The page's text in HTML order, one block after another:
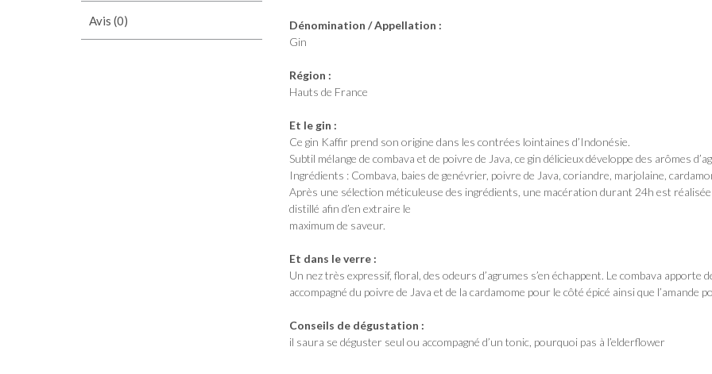
Avis (0)
Dénomination / Appellation :
Gin
Région :
Hauts de France
Et le gin :
Ce gin Kaffir prend son origine dans les contrées lointaines d’Indonésie.
Subtil mélange de combava et de poivre de Java, ce gin délicieux développe des arômes
Ingrédients : Combava, baies de genévrier, poivre de Java, coriandre, marjolaine,
Après une sélection méticuleuse des ingrédients, une macération durant 24h est
distillé afin d’en extraire le
maximum de saveur.
Et dans le verre :
Un nez très expressif, floral, des odeurs d’agrumes s’en échappent. Le combava apporte
accompagné du poivre de Java et de la cardamome pour le côté épicé ainsi que l’amande
Conseils de dégustation :
il saura se déguster seul ou accompagné d’un tonic, pourquoi pas à l’elderflower